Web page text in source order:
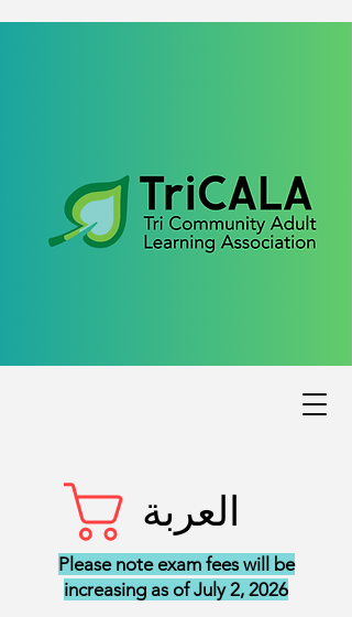
العربة
Please note exam fees will be
increasing as of July 2, 2026